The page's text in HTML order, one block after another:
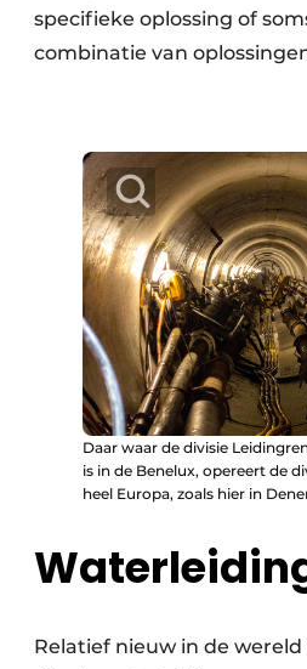
specifieke oplossing of
combinatie van
Daar waar de divisie
is in de Benelux, opereert de
heel Europa, zoals hier in
Relatief nieuw in de